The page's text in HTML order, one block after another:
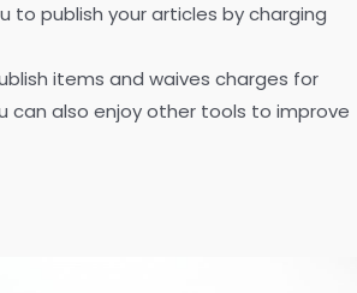
to publish your articles by charging
items and waives charges for
can also enjoy other tools to improve